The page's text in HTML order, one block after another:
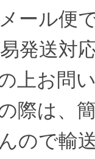
ール便
発送対
上お問
際は、
ので輸